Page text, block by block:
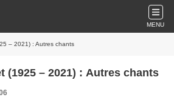
MENU
– 2021) : Autres chants
(1925 – 2021) : Autres chants